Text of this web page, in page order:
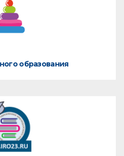
образования